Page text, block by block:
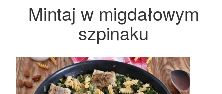
Mintaj w migdałowym
szpinaku